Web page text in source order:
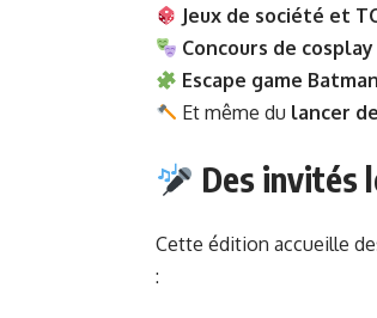
Jeux de société et
Concours de cosplay
Escape game Batman
Et même du lancer
Des invités
Cette édition accueille
: